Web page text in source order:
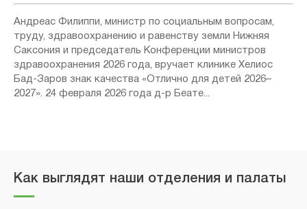
Андреас Филиппи, министр по социальным вопросам,
труду, здравоохранению и равенству земли Нижняя
Саксония и председатель Конференции министров
здравоохранения 2026 года, вручает клинике Хелиос
Бад-Заров знак качества «Отлично для детей 2026–
2027». 24 февраля 2026 года д-р Беате...
Как выглядят наши отделения и палаты